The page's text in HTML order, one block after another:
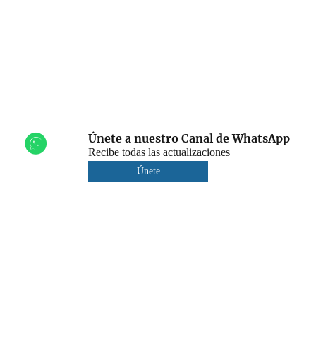
Únete a nuestro Canal de WhatsApp
Recibe todas las actualizaciones
Únete